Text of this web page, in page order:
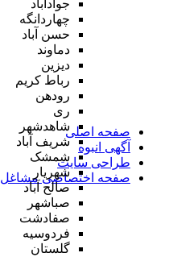
جوادآباد
چهاردانگه
حسن آباد
دماوند
دیزین
رباط کریم
رودهن
ری
شاهدشهر
شریف آباد
شمشک
شهریار
صالح آباد
صباشهر
صفادشت
فردوسیه
گلستان
صفحه اصلی
آگهی انبوه
طراحی سایت
صفحه اختصاصی مشاغل